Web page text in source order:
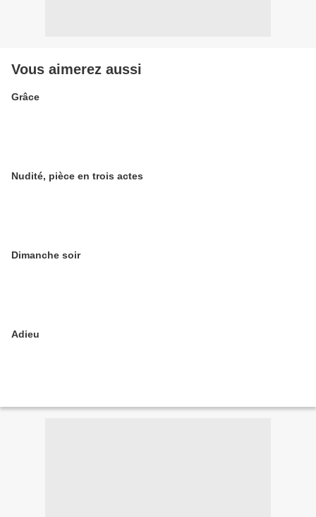
Vous aimerez aussi
Grâce
Nudité, pièce en trois actes
Dimanche soir
Adieu